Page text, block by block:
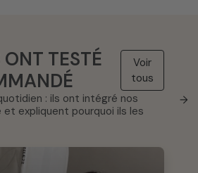
TESTÉ
Voir
tous
→
: ils ont intégré nos
et expliquent pourquoi ils les